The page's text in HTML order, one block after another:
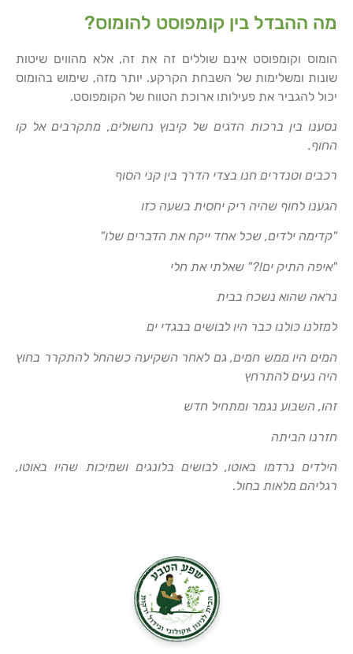
מה ההבדל בין קומפוסט להומוס?
הומוס וקומפוסט אינם שוללים זה את זה, אלא מהווים שיטות
שונות ומשלימות של השבחת הקרקע. יותר מזה, שימוש בהומוס
יכול להגביר את פעילותו ארוכת הטווח של הקומפוסט.
נסענו בין ברכות הדגים של קיבוץ נחשולים, מתקרבים אל קו
החוף.
רכבים וטנדרים חנו בצדי הדרך בין קני הסוף
הגענו לחוף שהיה ריק יחסית בשעה כזו
"קדימה ילדים, שכל אחד ייקח את הדברים שלו"
"איפה התיק ים!?" שאלתי את חלי
נראה שהוא נשכח בבית
למזלנו כולנו כבר היו לבושים בבגדי ים
המים היו ממש חמים, גם לאחר השקיעה כשהחל להתקרר בחוץ
היה נעים להתרחץ
זהו, השבוע נגמר ומתחיל חדש
חזרנו הביתה
הילדים נרדמו באוטו, לבושים בלונגים ושמיכות שהיו באוטו,
רגליהם מלאות בחול.